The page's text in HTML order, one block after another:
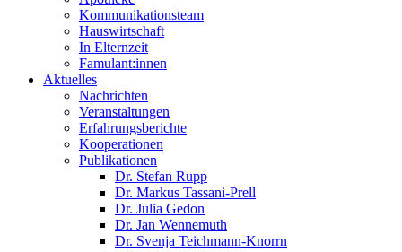
Kommunikationsteam
Hauswirtschaft
In Elternzeit
Famulant:innen
Aktuelles
Nachrichten
Veranstaltungen
Erfahrungsberichte
Kooperationen
Publikationen
Dr. Stefan Rupp
Dr. Markus Tassani-Prell
Dr. Julia Gedon
Dr. Jan Wennemuth
Dr. Svenja Teichmann-Knorrn